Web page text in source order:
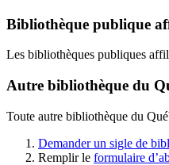
Bibliothèque publique
Les bibliothèques publiques
Autre bibliothèque du
Toute autre bibliothèque du
Demander un sigle de
Remplir le formulaire